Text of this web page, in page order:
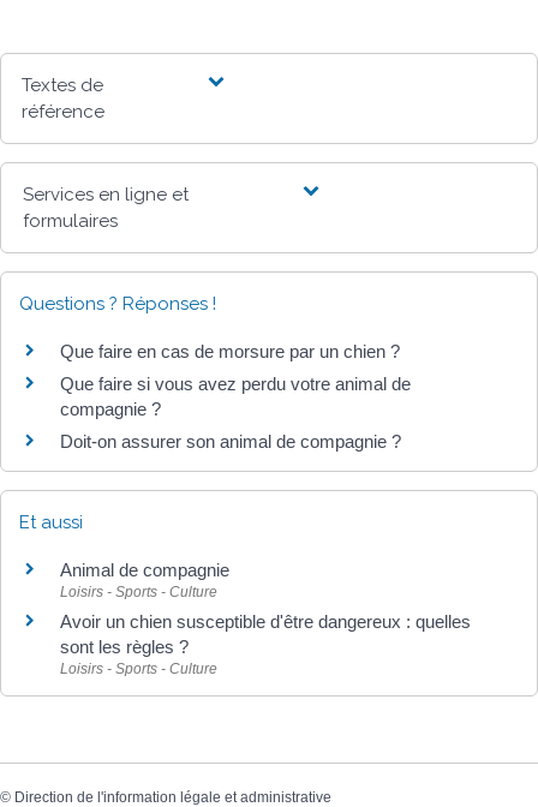
Textes de
référence
Services en ligne et
formulaires
Questions ? Réponses !
Que faire en cas de morsure par un chien ?
Que faire si vous avez perdu votre animal de
compagnie ?
Doit-on assurer son animal de compagnie ?
Et aussi
Animal de compagnie
Loisirs - Sports - Culture
Avoir un chien susceptible d'être dangereux : quelles
sont les règles ?
Loisirs - Sports - Culture
© Direction de l'information légale et administrative